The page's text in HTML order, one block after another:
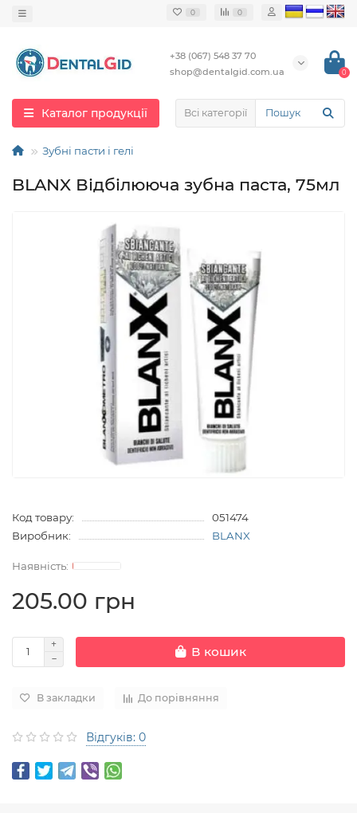
0 0
+38 (067) 548 37 70
shop@dentalgid.com.ua
0
Каталог продукції Всі категорії
Зубні пасти і гелі
BLANX Відбілююча зубна паста, 75мл
Код товару:
051474
Виробник:
BLANX
205.00 грн
В кошик
В закладки До порівняння
Відгуків: 0